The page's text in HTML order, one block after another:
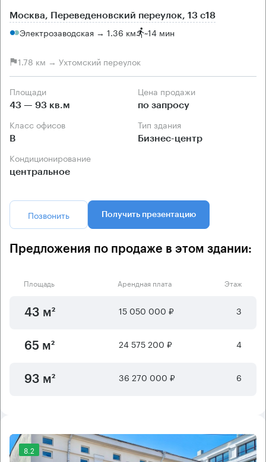
Москва, Переведеновский переулок, 13 с18
Электрозаводская → 1.36 км ~14 мин
1.78 км → Ухтомский переулок
Площади
43 — 93 кв.м
Цена продажи
по запросу
Класс офисов
B
Тип здания
Бизнес-центр
Кондиционирование
центральное
Позвонить Получить презентацию
Предложения по продаже в этом здании:
Площадь Арендная плата Этаж
43 м² 15 050 000 ₽ 3
65 м² 24 575 200 ₽ 4
93 м² 36 270 000 ₽ 6
8.2